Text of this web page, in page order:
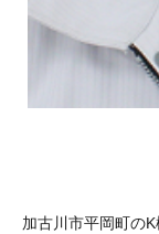
加古川市平岡町の